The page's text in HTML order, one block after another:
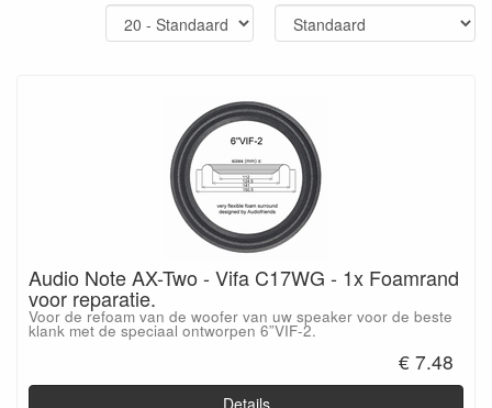
Audio Note AX-Two - Vifa C17WG - 1x Foamrand
voor reparatie.
Voor de refoam van de woofer van uw speaker voor de beste
klank met de speciaal ontworpen 6”VIF-2.
€ 7.48
Details